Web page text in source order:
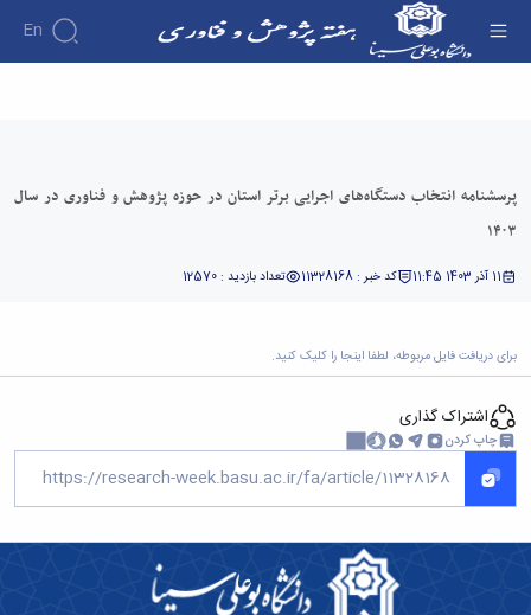
En
پژوهش
پرسشنامه انتخاب دستگاه‌های اجرایی برتر استان در حوزه پژوهش و فناوری در سال
۱۴۰۳
11 آذر 1403 11:45 کد خبر : 11328168 تعداد بازدید : 12570
برای دریافت فایل مربوطه، لطفا اینجا را کلیک کنید.
اشتراک گذاری
چاپ کردن